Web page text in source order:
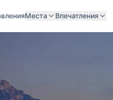
Места Впечатления